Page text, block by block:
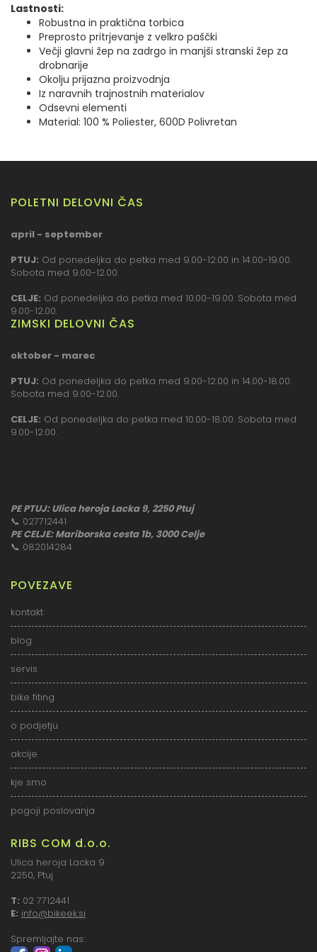
Lastnosti:
Robustna in praktična torbica
Preprosto pritrjevanje z velkro paščki
Večji glavni žep na zadrgo in manjši stranski žep za
drobnarije
Okolju prijazna proizvodnja
Iz naravnih trajnostnih materialov
Odsevni elementi
Material: 100 % Poliester, 600D Polivretan
POLETNI DELOVNI ČAS
april - september
PTUJ: Od ponedeljka do petka med 9.00-12.00 in 14.00-19.00.
Sobota med 9.00-12.00.
CELJE: Od ponedeljka do petka med 10.00-19.00. Sobota med
9.00-12.00.
ZIMSKI DELOVNI ČAS
oktober - marec
PTUJ: Od ponedeljka do petka med 9.00-12.00 in 14.00-18.00.
Sobota med 9.00-12.00.
CELJE: Od ponedeljka do petka med 10.00-18.00. Sobota med
9.00-12.00.
PE PTUJ: Ulica heroja Lacka 9, 2250 Ptuj
📞 027712441
PE CELJE: Mariborska cesta 1b, 3000 Celje
📞 082014284
POVEZAVE
kontakt
blog
servis
bike fiting
o podjetju
akcije
kje smo
pogoji poslovanja
RIBS COM d.o.o.
Ulica heroja Lacka 9
2250, Ptuj
T: 02 7712441
E: info@bikeek.si
Spremljajte nas: